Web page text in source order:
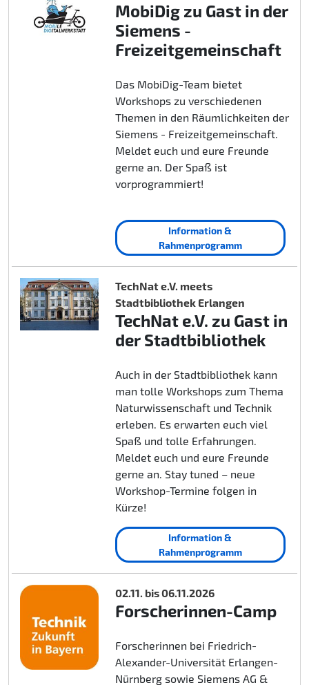
MobiDig zu Gast in der
Siemens -
Freizeitgemeinschaft
Das MobiDig-Team bietet
Workshops zu verschiedenen
Themen in den Räumlichkeiten der
Siemens - Freizeitgemeinschaft.
Meldet euch und eure Freunde
gerne an. Der Spaß ist
vorprogrammiert!
Information &
Rahmenprogramm
TechNat e.V. meets
Stadtbibliothek Erlangen
TechNat e.V. zu Gast in
der Stadtbibliothek
Auch in der Stadtbibliothek kann
man tolle Workshops zum Thema
Naturwissenschaft und Technik
erleben. Es erwarten euch viel
Spaß und tolle Erfahrungen.
Meldet euch und eure Freunde
gerne an. Stay tuned – neue
Workshop-Termine folgen in
Kürze!
Information &
Rahmenprogramm
02.11. bis 06.11.2026
Forscherinnen-Camp
Forscherinnen bei Friedrich-
Alexander-Universität Erlangen-
Nürnberg sowie Siemens AG &